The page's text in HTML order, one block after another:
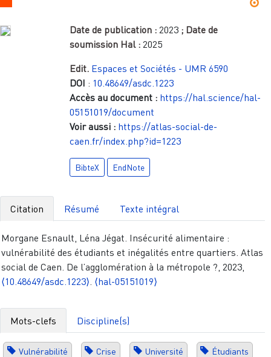
Date de publication : 2023 ; Date de
soumission Hal : 2025
Edit. Espaces et Sociétés - UMR 6590
DOI : 10.48649/asdc.1223
Accès au document : https://hal.science/hal-
05151019/document
Voir aussi : https://atlas-social-de-
caen.fr/index.php?id=1223
BibteX EndNote
Citation Résumé Texte intégral
Morgane Esnault, Léna Jégat. Insécurité alimentaire :
vulnérabilité des étudiants et inégalités entre quartiers. Atlas
social de Caen. De l’agglomération à la métropole ?, 2023,
⟨10.48649/asdc.1223⟩ ⟨hal-05151019⟩
Mots-clefs Discipline(s)
Vulnérabilité Crise Université Étudiants